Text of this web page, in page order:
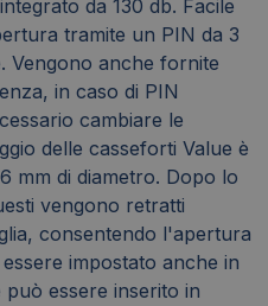
da 130 db. Facile
tramite un PIN da 3
Vengono anche fornite
in caso di PIN
cambiare le
delle casseforti Value è
mm di diametro. Dopo lo
vengono retratti
consentendo l'apertura
impostato anche in
può essere inserito in